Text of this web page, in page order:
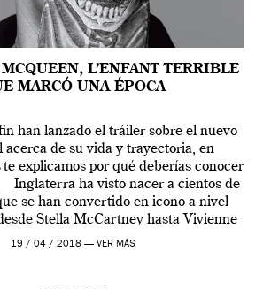
L’ENFANT TERRIBLE
MARCÓ UNA ÉPOCA
han lanzado el tráiler sobre el nuevo
acerca de su vida y trayectoria, en
explicamos por qué deberías conocer
Inglaterra ha visto nacer a cientos de
se han convertido en icono a nivel
Stella McCartney hasta Vivienne
Westwood pasando […]
19 / 04 / 2018 — VER MÁS